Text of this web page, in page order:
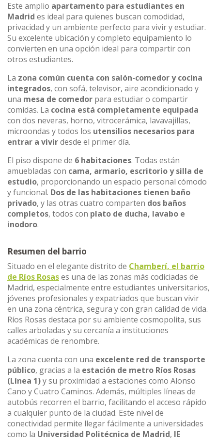
Este amplio apartamento para estudiantes en
Madrid es ideal para quienes buscan comodidad,
privacidad y un ambiente perfecto para vivir y estudiar.
Su excelente ubicación y completo equipamiento lo
convierten en una opción ideal para compartir con
otros estudiantes.
La zona común cuenta con salón-comedor y cocina
integrados, con sofá, televisor, aire acondicionado y
una mesa de comedor para estudiar o compartir
comidas. La cocina está completamente equipada
con dos neveras, horno, vitrocerámica, lavavajillas,
microondas y todos los utensilios necesarios para
entrar a vivirdesde el primer día.
El piso dispone de 6 habitaciones. Todas están
amuebladas con cama, armario, escritorio y silla de
estudio, proporcionando un espacio personal cómodo
y funcional. Dos de las habitaciones tienen baño
privado, y las otras cuatro comparten dos baños
completos, todos con plato de ducha, lavabo e
inodoro.
Resumen del barrio
Situado en el elegante distrito de Chamberí, el barrio
de Ríos Rosases una de las zonas más codiciadas de
Madrid, especialmente entre estudiantes universitarios,
jóvenes profesionales y expatriados que buscan vivir
en una zona céntrica, segura y con gran calidad de vida.
Ríos Rosas destaca por su ambiente cosmopolita, sus
calles arboladas y su cercanía a instituciones
académicas de renombre.
La zona cuenta con una excelente red de transporte
público, gracias a la estación de metro Ríos Rosas
(Línea 1)y su proximidad a estaciones como Alonso
Cano y Cuatro Caminos. Además, múltiples líneas de
autobús recorren el barrio, facilitando el acceso rápido
a cualquier punto de la ciudad. Este nivel de
conectividad permite llegar fácilmente a universidades
como la Universidad Politécnica de Madrid, IE